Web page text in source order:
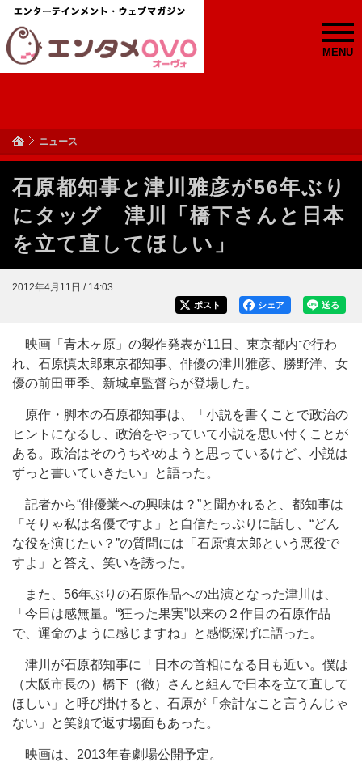
MENU
ニュース
石原都知事と津川雅彦が56年ぶり
にタッグ 津川「橋下さんと日本
を立て直してほしい」
2012年4月11日 / 14:03
送る
シェア
ポスト
映画「青木ヶ原」の製作発表が11日、東京都内で行わ
れ、石原慎太郎東京都知事、俳優の津川雅彦、勝野洋、女
優の前田亜季、新城卓監督らが登場した。
原作・脚本の石原都知事は、「小説を書くことで政治の
ヒントになるし、政治をやっていて小説を思い付くことが
ある。政治はそのうちやめようと思っているけど、小説は
ずっと書いていきたい」と語った。
記者から“俳優業への興味は？”と聞かれると、都知事は
「そりゃ私は名優ですよ」と自信たっぷりに話し、“どん
な役を演じたい？”の質問には「石原慎太郎という悪役で
すよ」と答え、笑いを誘った。
また、56年ぶりの石原作品への出演となった津川は、
「今日は感無量。“狂った果実”以来の２作目の石原作品
で、運命のように感じますね」と感慨深げに語った。
津川が石原都知事に「日本の首相になる日も近い。僕は
（大阪市長の）橋下（徹）さんと組んで日本を立て直して
ほしい」と呼び掛けると、石原が「余計なこと言うんじゃ
ない」と笑顔で返す場面もあった。
映画は、2013年春劇場公開予定。